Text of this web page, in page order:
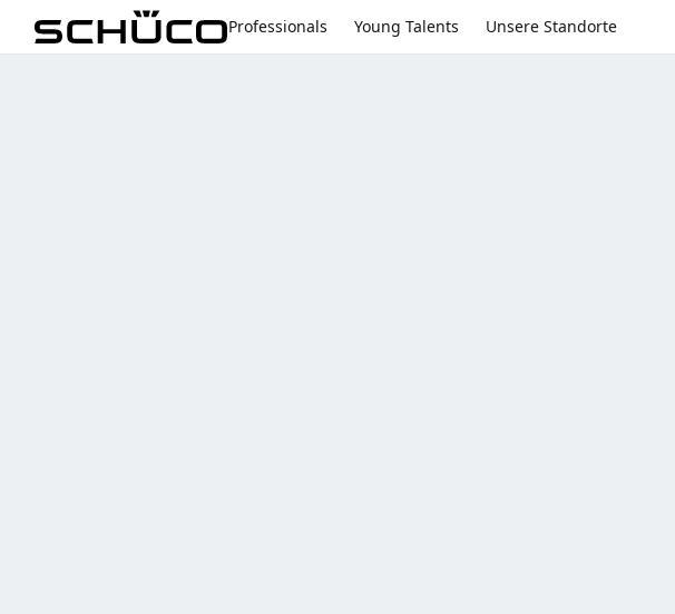
Professionals Young Talents Unsere Standorte